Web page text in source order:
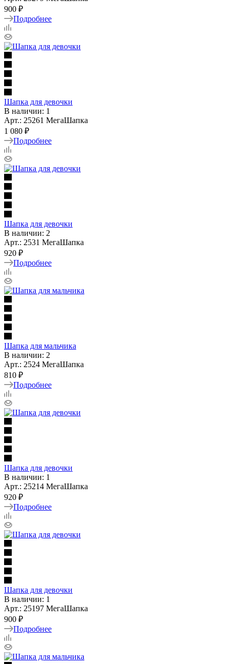
900 ₽
Подробнее
Шапка для девочки
В наличии: 1
Арт.: 25261 МегаШапка
1 080 ₽
Подробнее
Шапка для девочки
В наличии: 2
Арт.: 2531 МегаШапка
920 ₽
Подробнее
Шапка для мальчика
В наличии: 2
Арт.: 2524 МегаШапка
810 ₽
Подробнее
Шапка для девочки
В наличии: 1
Арт.: 25214 МегаШапка
920 ₽
Подробнее
Шапка для девочки
В наличии: 1
Арт.: 25197 МегаШапка
900 ₽
Подробнее